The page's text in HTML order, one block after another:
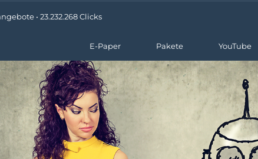
• 23.232.268 Clicks
E-Paper Pakete YouTube